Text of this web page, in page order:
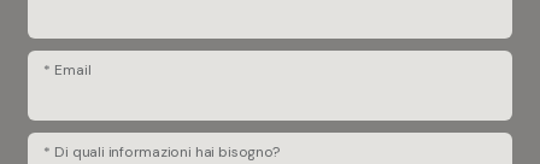
* Email
* Di quali informazioni hai bisogno?